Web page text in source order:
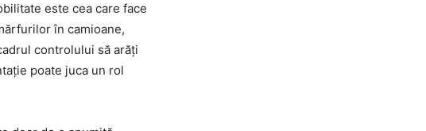
este cea care face
în camioane,
controlului să arăți
poate juca un rol